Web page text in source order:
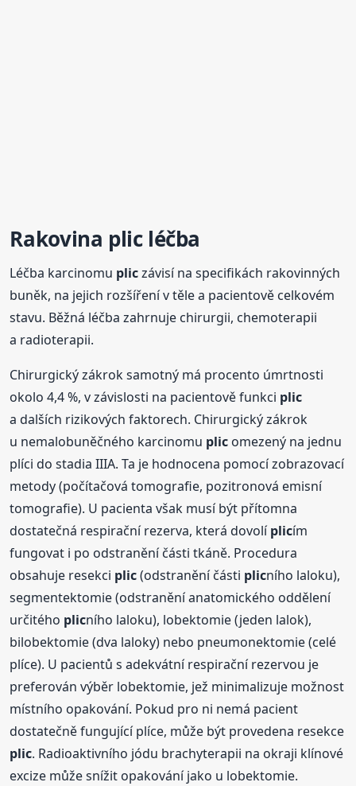
Rakovina plicléčba
Léčba karcinomu pliczávisí na specifikách rakovinných
buněk, na jejich rozšíření v těle a pacientově celkovém
stavu. Běžná léčba zahrnuje chirurgii, chemoterapii
a radioterapii.
Chirurgický zákrok samotný má procento úmrtnosti
okolo 4,4 %, v závislosti na pacientově funkci plic
a dalších rizikových faktorech. Chirurgický zákrok
u nemalobuněčného karcinomu plic omezený na jednu
plíci do stadia IIIA. Ta je hodnocena pomocí zobrazovací
metody (počítačová tomografie, pozitronová emisní
tomografie). U pacienta však musí být přítomna
dostatečná respirační rezerva, která dovolíplicím
fungovat i po odstranění části tkáně. Procedura
obsahuje resekci plic(odstranění části plicního laloku),
segmentektomie (odstranění anatomického oddělení
určitého plicního laloku), lobektomie (jeden lalok),
bilobektomie (dva laloky) nebo pneumonektomie (celé
plíce). U pacientů s adekvátní respirační rezervou je
preferován výběr lobektomie, jež minimalizuje možnost
místního opakování. Pokud pro ni nemá pacient
dostatečně fungující plíce, může být provedena resekce
plic. Radioaktivního jódu brachyterapii na okraji klínové
excize může snížit opakování jako u lobektomie.